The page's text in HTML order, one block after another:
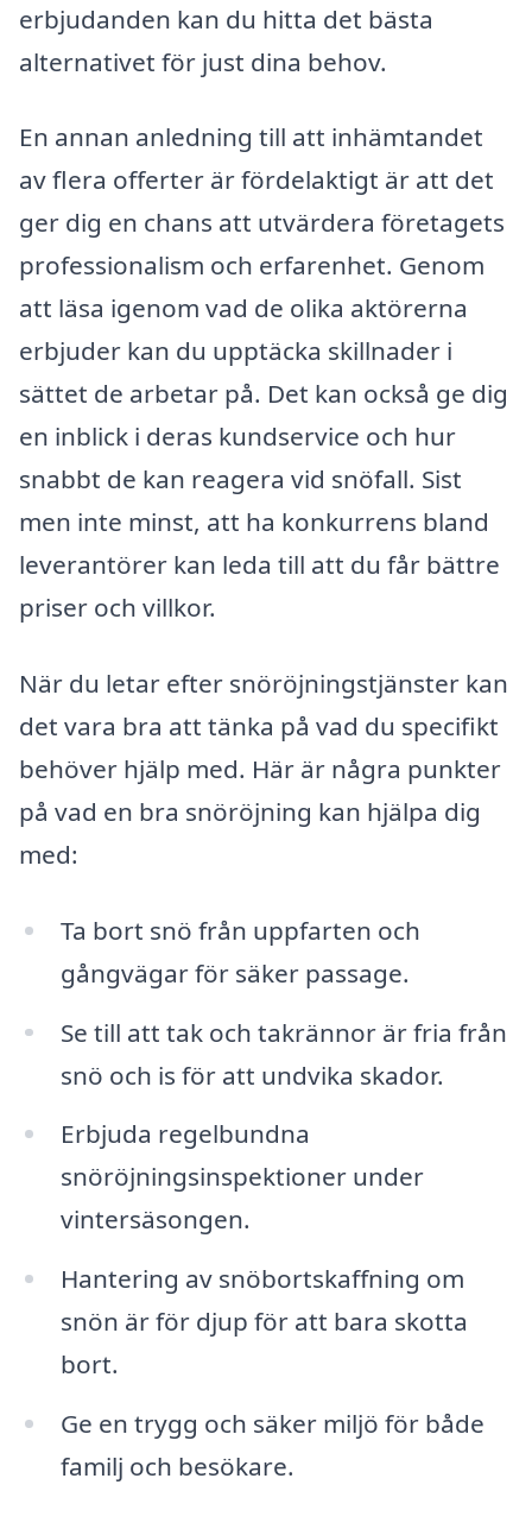
erbjudanden kan du hitta det bästa
alternativet för just dina behov.
En annan anledning till att inhämtandet
av flera offerter är fördelaktigt är att det
ger dig en chans att utvärdera företagets
professionalism och erfarenhet. Genom
att läsa igenom vad de olika aktörerna
erbjuder kan du upptäcka skillnader i
sättet de arbetar på. Det kan också ge dig
en inblick i deras kundservice och hur
snabbt de kan reagera vid snöfall. Sist
men inte minst, att ha konkurrens bland
leverantörer kan leda till att du får bättre
priser och villkor.
När du letar efter snöröjningstjänster kan
det vara bra att tänka på vad du specifikt
behöver hjälp med. Här är några punkter
på vad en bra snöröjning kan hjälpa dig
med:
Ta bort snö från uppfarten och
gångvägar för säker passage.
Se till att tak och takrännor är fria från
snö och is för att undvika skador.
Erbjuda regelbundna
snöröjningsinspektioner under
vintersäsongen.
Hantering av snöbortskaffning om
snön är för djup för att bara skotta
bort.
Ge en trygg och säker miljö för både
familj och besökare.